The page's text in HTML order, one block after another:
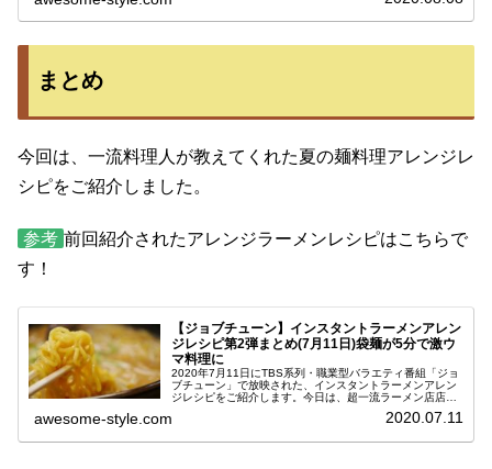
まとめ
今回は、一流料理人が教えてくれた夏の麺料理アレンジレ
シピをご紹介しました。
参考 前回紹介されたアレンジラーメンレシピはこちらで
す！
【ジョブチューン】インスタントラーメンアレン
ジレシピ第2弾まとめ(7月11日)袋麺が5分で激ウ
マ料理に
2020年7月11日にTBS系列・職業型バラエティ番組「ジョ
ブチューン」で放映された、インスタントラーメンアレン
ジレシピをご紹介します。今日は、超一流ラーメン店店主
awesome-style.com 2020.07.11